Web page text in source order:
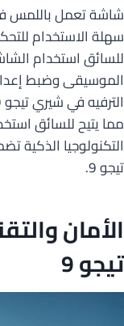
سهلة الاستخدام
للسائق استخدام
الموسيقى وضبط
مما يتيح للسائق
التكنولوجيا الذكية
تيجو 9.
الأمان
تيجو 9